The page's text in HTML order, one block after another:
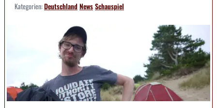
Kategorien:DeutschlandNewsSchauspiel